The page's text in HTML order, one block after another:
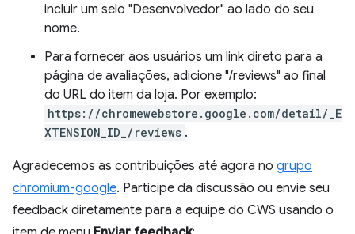
incluir um selo "Desenvolvedor" ao lado do seu
nome.
Para fornecer aos usuários um link direto para a
página de avaliações, adicione "/reviews" ao final
do URL do item da loja. Por exemplo:
https://chromewebstore.google.com/detail/_E
XTENSION_ID_/reviews .
Agradecemos as contribuições até agora no grupo
chromium-google. Participe da discussão ou envie seu
feedback diretamente para a equipe do CWS usando o